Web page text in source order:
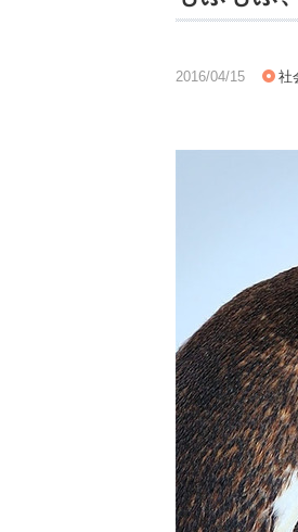
2016/04/15 社